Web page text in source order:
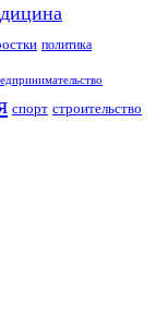
политика
спорт строительство
КРАЯ.